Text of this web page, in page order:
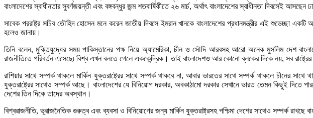
বাংলাদেশের স্বাধীনতার সুবর্ণজয়ন্তী এবং বঙ্গবন্ধুর জন্ম শতবার্ষিকীতে ২৬ মার্চ, অর্থাৎ বাংলাদেশের স্বাধীনতা দিবসেই আসছেন
সাবেক পররাষ্ট্র সচিব তৌহিদ হোসেন মনে করেন জাতীয় দিবসে ইমরান খানকে বাংলাদেশের প্রধানমন্ত্রীর এই শুভেচ্ছা
হলেও জানায়।
তিনি বলেন, মুক্তিযুদ্ধের সময় পাকিস্তানের পক্ষ নিয়ে অ্যামেরিকা, চীন ও সৌদি আরবসহ আরো অনেক মুসলিম দেশ
রাজনীতিতে পরিবর্তন এসেছে৷ বিশ্ব এখন বলতে গেলে এককেন্দ্রিক। তাই বাংলাদেশও আর কোনো ব্লকের দিকে নয়, সব
রাশিয়ার সাথে সম্পর্ক থাকলে মার্কিন যুক্তরাষ্ট্রের সাথে সম্পর্ক থাকবে না, আবার ভারতের সাথে সম্পর্ক থাকলে চীনের
যুক্তরাষ্ট্রের সাথেও সম্পর্ক আছে। বাংলাদেশের যে বিনিয়োগ দরকার, অবকাঠামো দরকার সেখানে ভারত তেমন কিছুই
দেশের তিন দিকে তাদের অবস্থান।
বিশ্বরাজনীতি, ভূরাজনৈতিক গুরুত্ব এবং ব্যবসা ও বিনিয়োগের জন্য মার্কিন যুক্তরাষ্ট্রসহ পশ্চিমা দেশের সাথেও সম্পর্ক রাখছে